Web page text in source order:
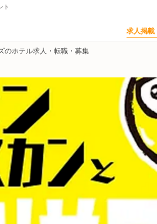
ト
求人掲載
のホテル求人・転職・募集